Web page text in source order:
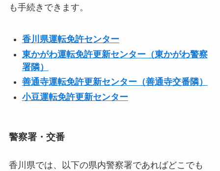
も手続きできます。
香川県運転免許センター
東かがわ運転免許更新センター（東かがわ警察
署隣）
善通寺運転免許更新センター（善通寺交番隣）
小豆運転免許更新センター
警察署・交番
香川県では、以下の県内警察署であればどこでも